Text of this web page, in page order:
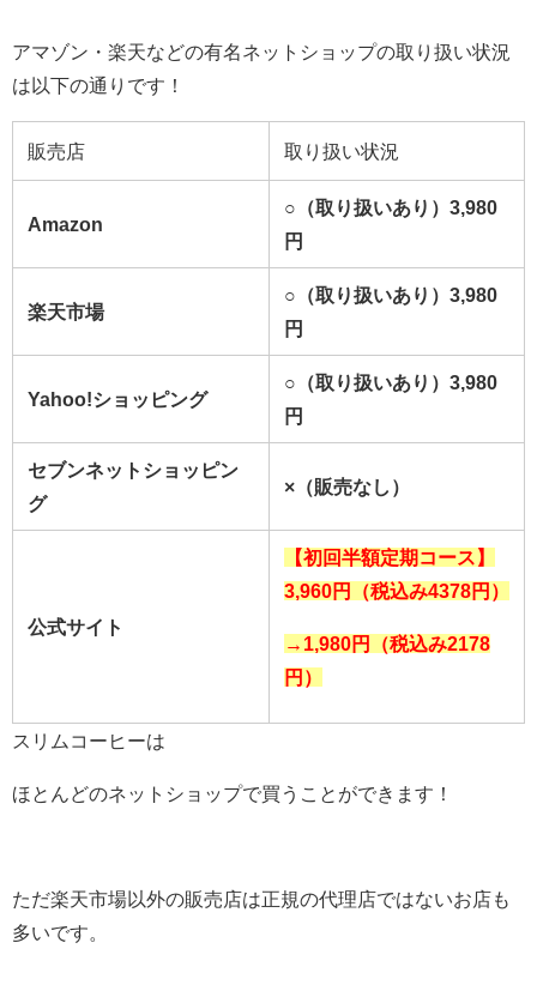
アマゾン・楽天などの有名ネットショップの取り扱い状況
は以下の通りです！
販売店 取り扱い状況
Amazon
○（取り扱いあり）3,980
円
楽天市場
○（取り扱いあり）3,980
円
Yahoo!ショッピング
○（取り扱いあり）3,980
円
セブンネットショッピン
グ
×（販売なし）
公式サイト
【初回半額定期コース】
3,960円（税込み4378円）
→1,980円（税込み2178
円）
スリムコーヒーは
ほとんどのネットショップで買うことができます！
ただ楽天市場以外の販売店は正規の代理店ではないお店も
多いです。